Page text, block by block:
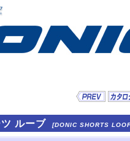
ルーブ [DONIC SHORTS